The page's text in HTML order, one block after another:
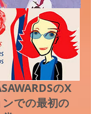
のX
での最初の